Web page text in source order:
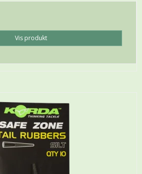
Vis produkt